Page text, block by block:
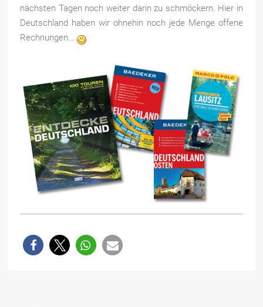
nächsten Tagen noch weiter darin zu schmöckern. Hier in
Deutschland haben wir ohnehin noch jede Menge offene
Rechnungen…